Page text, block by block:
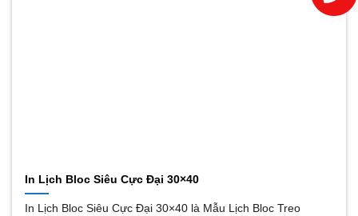
In Lịch Bloc Siêu Cực Đại 30×40
In Lịch Bloc Siêu Cực Đại 30×40 là Mẫu Lịch Bloc Treo